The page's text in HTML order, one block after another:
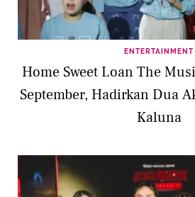
ENTERTAINMENT
Home Sweet Loan The
September, Hadirkan Dua
Kaluna